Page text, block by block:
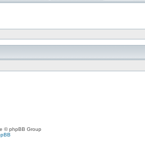
© phpBB Group